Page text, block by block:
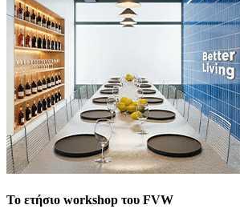
Το ετήσιο workshop του FVW